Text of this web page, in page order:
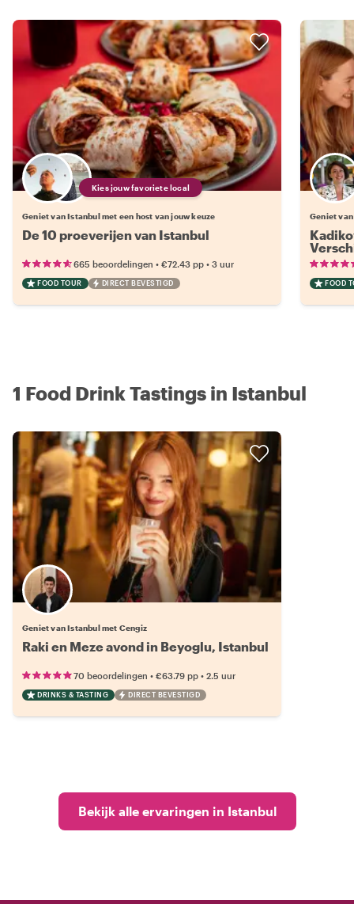
Kies jouw favoriete local
Geniet van Istanbul met een host van jouw keuze
De 10 proeverijen van Istanbul
665 beoordelingen • €72.43 pp • 3 uur
FOOD TOUR DIRECT BEVESTIGD
Geniet
FOOD
1 Food Drink Tastings in Istanbul
Geniet van Istanbul met Cengiz
Raki en Meze avond in Beyoglu, Istanbul
70 beoordelingen • €63.79 pp • 2.5 uur
DRINKS & TASTING DIRECT BEVESTIGD
Bekijk alle ervaringen in Istanbul